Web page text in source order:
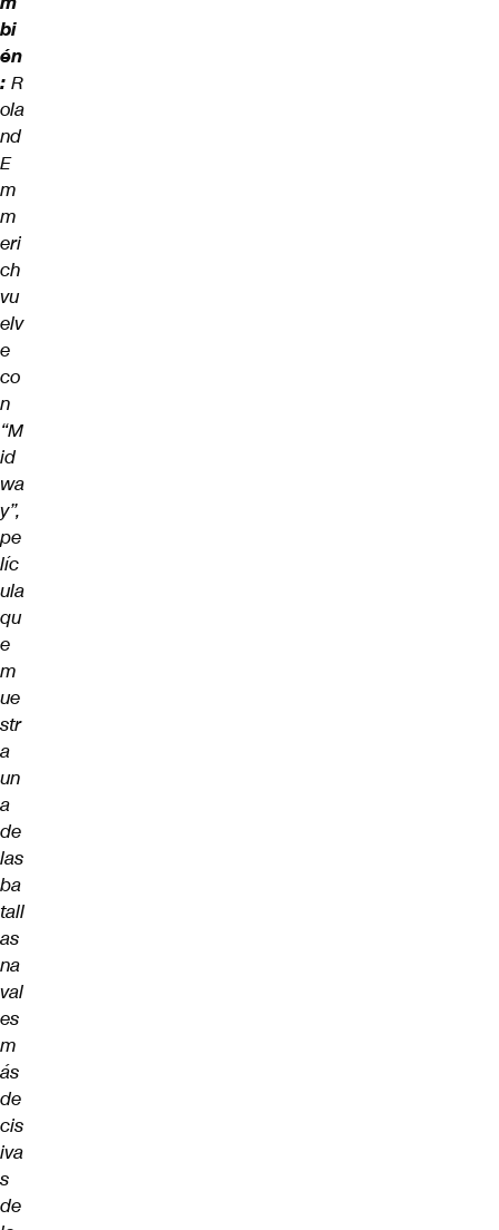
bi
én
: R
ola
nd
E
m
m
eri
ch
vu
elv
e
co
n
“M
id
wa
y”,
pe
líc
ula
qu
e
m
ue
str
a
un
a
de
las
ba
tall
as
na
val
es
m
ás
de
cis
iva
s
de